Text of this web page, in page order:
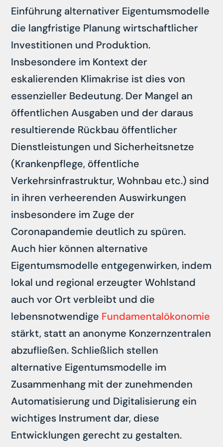
Einführung alternativer Eigentumsmodelle
die langfristige Planung wirtschaftlicher
Investitionen und Produktion.
Insbesondere im Kontext der
eskalierenden Klimakrise ist dies von
essenzieller Bedeutung. Der Mangel an
öffentlichen Ausgaben und der daraus
resultierende Rückbau öffentlicher
Dienstleistungen und Sicherheitsnetze
(Krankenpflege, öffentliche
Verkehrsinfrastruktur, Wohnbau etc.) sind
in ihren verheerenden Auswirkungen
insbesondere im Zuge der
Coronapandemie deutlich zu spüren.
Auch hier können alternative
Eigentumsmodelle entgegenwirken, indem
lokal und regional erzeugter Wohlstand
auch vor Ort verbleibt und die
lebensnotwendige Fundamentalökonomie
stärkt, statt an anonyme Konzernzentralen
abzufließen. Schließlich stellen
alternative Eigentumsmodelle im
Zusammenhang mit der zunehmenden
Automatisierung und Digitalisierung ein
wichtiges Instrument dar, diese
Entwicklungen gerecht zu gestalten.